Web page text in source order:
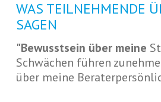
WAS TEILNEHMENDE
SAGEN
"Bewusstsein über meine
Schwächen führen
über meine